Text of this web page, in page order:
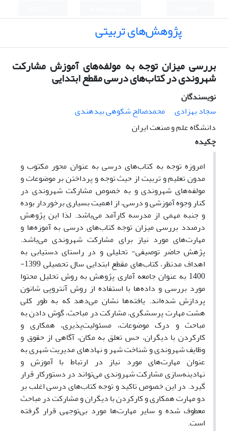
پژوهش‌های تربیتی
بررسی میزان توجه به مولفه‌های آموزش مشارکت
شهروندی در کتاب‌های درسی مقطع ابتدایی
نویسندگان
سجاد بهزادی
محمدصالح شکوهی بیدهندی
دانشگاه علم و صنعت ایران
چکیده
امروزه توجه به کتاب‌های درسی به عنوان محور مکتوب و
مدون تعلیم و تربیت از حیث توجه و پرداختن بر موضوعات و
مولفه‌های شهروندی و به خصوص مشارکت شهروندی در
کنار وجوه آموزشی و درسی، از اهمیت بسیاری برخوردار بوده
و جنبه مهمی از مدرسه کارآمد می‌باشد. لذا این پژوهش
درصدد بررسی میزان توجه کتاب‌های درسی به آموزه‌ها و
مهارت‌های مورد نیاز برای مشارکت شهروندی می‌باشد.
پژهش حاضر توصیفی- تحلیلی و در راستای دستیابی به
اهداف مدنظر، کتاب‌های مقطع ابتدایی سال تحصیلی 1399-
1400 به عنوان جامعه آماری پژوهش به روش تحلیل محتوا
مورد بررسی و داده‌ها با استفاده از روش آنتروپی شانون
پردازش شده‌اند. یافته‌ها نشان می‌دهد که به طور کلی
هشت مهارت پرسشگری، مشارکت در مباحث، گوش دادن به
مباحث و درک موضوعات، مسئولیت‌پذیری، همکاری و
کارکردن با دیگران، حس تعلق به مکان، آگاهی از حقوق و
وظایف شهروندی و شناخت شهر و نهادهای مدیریت شهری به
عنوان مهارت‌های مورد نیاز در ارتباط با آموزش و
نهادینه‌سازی مشارکت شهروندی می‌تواند در دستورکار قرار
گیرد. در این خصوص تاکید و توجه کتاب‌های درسی اغلب بر
دو مهارت همکاری و کارکردن با دیگران و مشارکت در مباحث
معطوف شده و سایر مهارت‌ها مورد بی‌توجهی قرار گرفته
‌است.